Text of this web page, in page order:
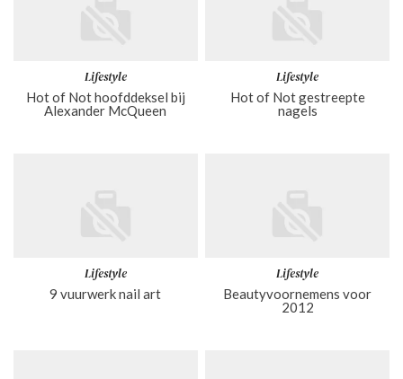
Lifestyle
Hot of Not hoofddeksel bij
Alexander McQueen
Lifestyle
Hot of Not gestreepte
nagels
Lifestyle
9 vuurwerk nail art
Lifestyle
Beautyvoornemens voor
2012